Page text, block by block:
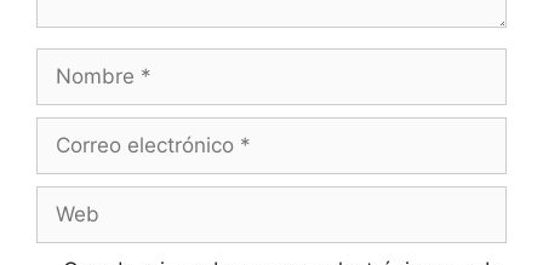
electrónico